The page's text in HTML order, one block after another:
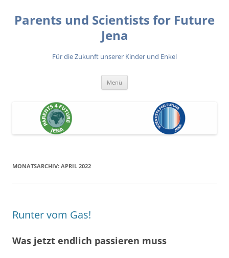
springen
Parents und Scientists for Future
Jena
Für die Zukunft unserer Kinder und Enkel
Menü
MONATSARCHIV: APRIL 2022
Runter vom Gas!
Was jetzt endlich passieren muss